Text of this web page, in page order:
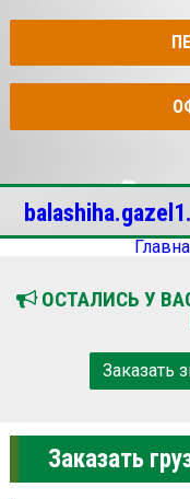
ОСТАЛИСЬ У
Заказать
Заказать